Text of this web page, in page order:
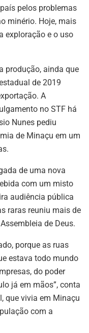
pelos problemas
minério. Hoje, mais
exploração e o uso
produção, ainda que
de 2019
A
no STF há
Nunes pediu
de Minaçu em um
de uma nova
com um misto
audiência pública
raras reuniu mais de
de Deus.
porque as ruas
estava todo mundo
do poder
já em mãos”, conta
que vivia em Minaçu
com a